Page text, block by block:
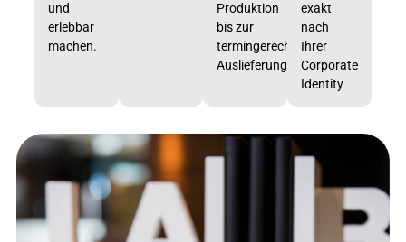
und
erlebbar
machen.
Produktion
bis zur
termingerechten
Auslieferung
exakt
nach
Ihrer
Corporate
Identity